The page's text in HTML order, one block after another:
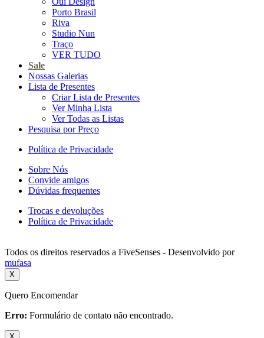
Porto Brasil
Riva
Studio Nun
Traço
VER TUDO
Sale
Nossas Galerias
Lista de Presentes
Criar Lista de Presentes
Ver Minha Lista
Ver Todas as Listas
Pesquisa por Preço
Política de Privacidade
Sobre Nós
Convide amigos
Dúvidas frequentes
Trocas e devoluções
Política de Privacidade
Todos os direitos reservados a FiveSenses - Desenvolvido por
mufasa
X
Quero Encomendar
Erro: Formulário de contato não encontrado.